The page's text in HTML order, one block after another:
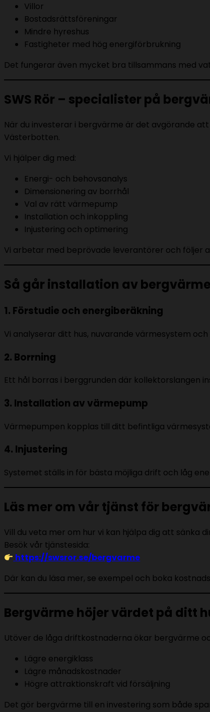
Villor
Bostadsrättsföreningar
Mindre hyreshus
Fastigheter med hög energiförbrukning
Det fungerar även mycket bra tillsammans med
SWS Rör – specialister på
När du investerar i bergvärme är det avgörande
Västerbotten.
Vi hjälper dig med:
Energi- och behovsanalys
Dimensionering av borrhål
Val av rätt värmepump
Installation och inkoppling
Injustering och optimering
Vi arbetar med beprövade leverantörer och följer
Så går installation av
1. Förstudie och energiberäkning
Vi analyserar ditt hus, nuvarande värmesystem
2. Borrning
Ett hål borras i berggrunden där kollektorslangen
3. Installation av värmepump
Värmepumpen kopplas till ditt befintliga
4. Injustering
Systemet ställs in för bästa möjliga drift och låg
Läs mer om vår tjänst för
Vill du veta mer om hur vi kan hjälpa dig att sänka
Besök vår tjänstesida:
https://swsror.se/bergvarme
Där kan du läsa mer, se exempel och boka
Bergvärme höjer värdet på ditt
Utöver de låga driftkostnaderna ökar bergvärme
Lägre energiklass
Lägre månadskostnader
Högre attraktionskraft vid försäljning
Det gör bergvärme till en investering som både